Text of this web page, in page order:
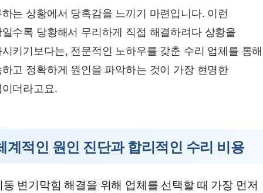
는 상황에서 당혹감을 느끼기 마련입니다. 이런
수록 당황해서 무리하게 직접 해결하려다 상황을
키기보다는, 전문적인 노하우를 갖춘 수리 업체를 통해
고 정확하게 원인을 파악하는 것이 가장 현명한
더라고요.
계적인 원인 진단과 합리적인 수리 비용
동 변기막힘 해결을 위해 업체를 선택할 때 가장 먼저